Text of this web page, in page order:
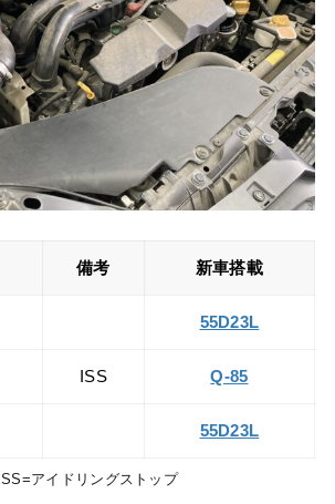
備考 新車搭載
55D23L
ISS Q-85
55D23L
ISS=アイドリングストップ